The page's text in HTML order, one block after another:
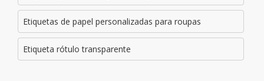
Etiquetas de papel personalizadas para roupas
Etiqueta rótulo transparente